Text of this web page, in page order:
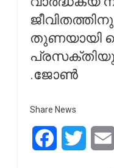
തുണയായി
.ജോൺ
Share News
FacebookTwitter